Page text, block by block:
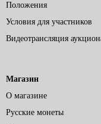
Положения
Условия для участников
Видеотрансляция
Магазин
О магазине
Русские монеты